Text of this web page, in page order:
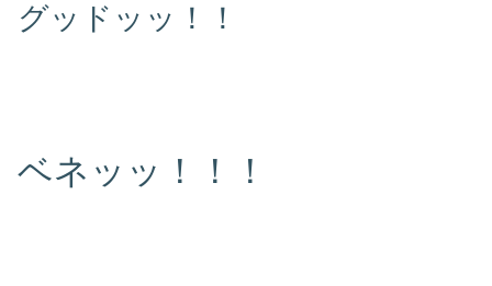
グッドッッ！！
ベネッッ！！！